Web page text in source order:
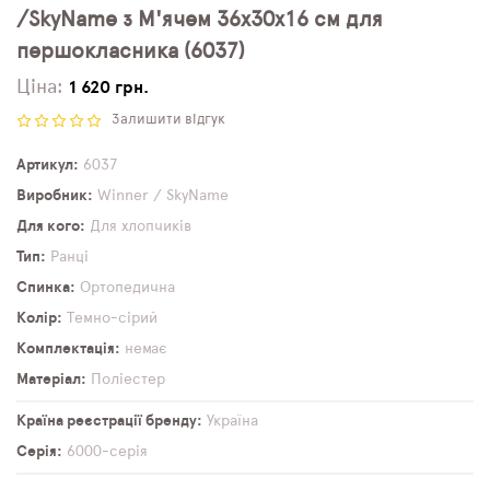
/SkyName з М'ячем 36х30х16 см для
першокласника (6037)
Ціна: 1 620 грн.
Залишити відгук
Артикул
6037
Виробник
Winner / SkyName
Для кого
Для хлопчиків
Тип
Ранці
Спинка
Ортопедична
Колір
Темно-сірий
Комплектація
немає
Матеріал
Поліестер
Країна реєстрації бренду
Україна
Серія
6000-серія